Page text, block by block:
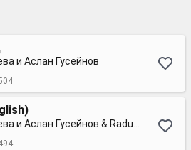
и Аслан Гусейнов